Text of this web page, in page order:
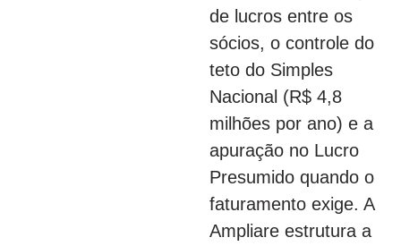
de lucros entre os
sócios, o controle do
teto do Simples
Nacional (R$ 4,8
milhões por ano) e a
apuração no Lucro
Presumido quando o
faturamento exige. A
Ampliare estrutura a